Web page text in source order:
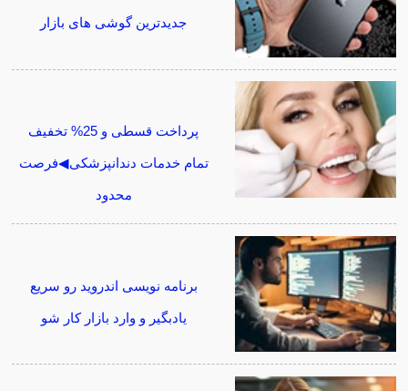
جدیدترین گوشی های بازار
پرداخت قسطی و 25% تخفیف
تمام خدمات دندانپزشکی◀فرصت
محدود
برنامه نویسی اندروید رو سریع
یادبگیر و وارد بازار کار شو